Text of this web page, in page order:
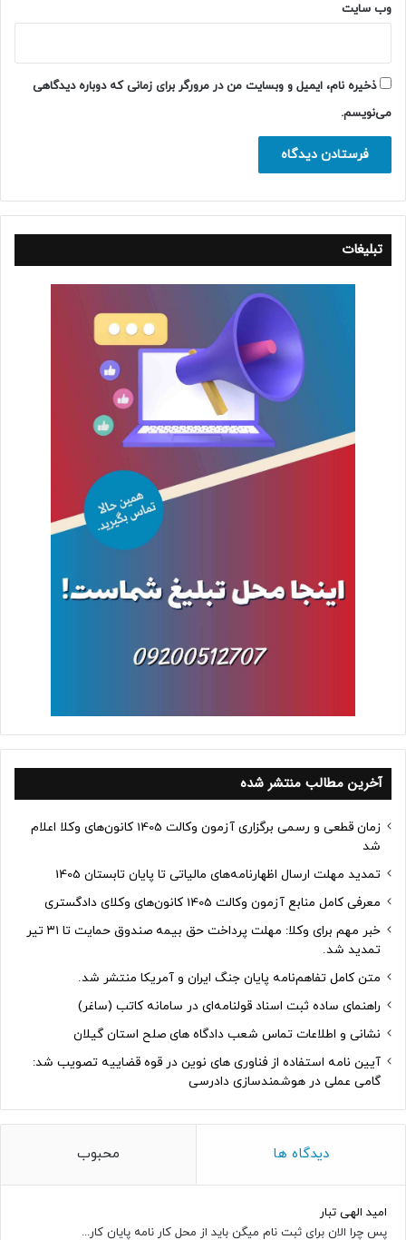
وب‌ سایت
ذخیره نام، ایمیل و وبسایت من در مرورگر برای زمانی که دوباره دیدگاهی
می‌نویسم.
تبلیغات
آخرین مطالب منتشر شده
زمان قطعی و رسمی برگزاری آزمون وکالت 1405 کانون‌های وکلا اعلام
شد
تمدید مهلت ارسال اظهارنامه‌های مالیاتی تا پایان تابستان 1405
معرفی کامل منابع آزمون وکالت 1405 کانون‌های وکلای دادگستری
خبر مهم برای وکلا: مهلت پرداخت حق بیمه صندوق حمایت تا ۳۱ تیر
تمدید شد.
متن کامل تفاهم‌نامه پایان جنگ ایران و آمریکا منتشر شد.
راهنمای ساده ثبت اسناد قولنامه‌ای در سامانه کاتب (ساغر)
نشانی و اطلاعات تماس شعب دادگاه های صلح استان گیلان
آیین نامه استفاده از فناوری های نوین در قوه قضاییه تصویب شد:
گامی عملی در هوشمندسازی دادرسی
دیدگاه ها محبوب
امید الهی تبار
پس چرا الان برای ثبت نام میگن باید از محل کار نامه پایان کار...